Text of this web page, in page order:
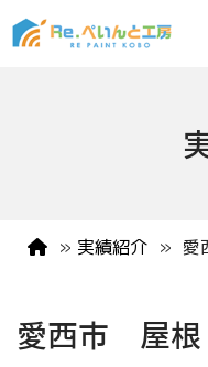
» 実績紹介 » 愛
愛西市 屋根